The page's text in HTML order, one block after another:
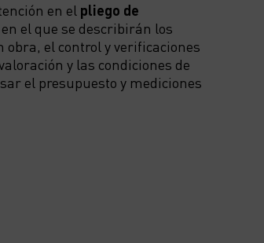
en el pliego de
en el que se describirán los
el control y verificaciones
y las condiciones de
el presupuesto y mediciones